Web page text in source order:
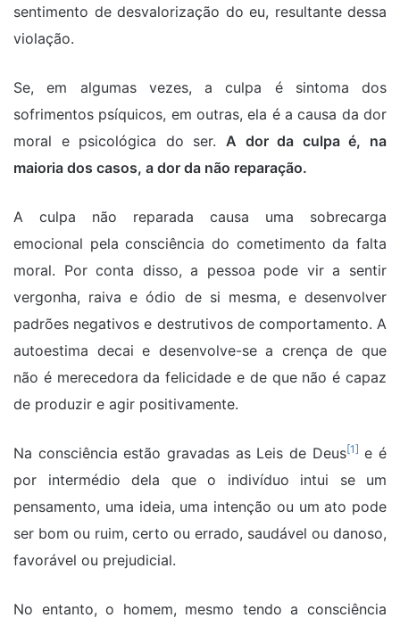
sentimento de desvalorização do eu, resultante dessa
violação.
Se, em algumas vezes, a culpa é sintoma dos
sofrimentos psíquicos, em outras, ela é a causa da dor
moral e psicológica do ser. A dor da culpa é, na
maioria dos casos, a dor da não reparação.
A culpa não reparada causa uma sobrecarga
emocional pela consciência do cometimento da falta
moral. Por conta disso, a pessoa pode vir a sentir
vergonha, raiva e ódio de si mesma, e desenvolver
padrões negativos e destrutivos de comportamento. A
autoestima decai e desenvolve-se a crença de que
não é merecedora da felicidade e de que não é capaz
de produzir e agir positivamente.
Na consciência estão gravadas as Leis de Deus[1] e é
por intermédio dela que o indivíduo intui se um
pensamento, uma ideia, uma intenção ou um ato pode
ser bom ou ruim, certo ou errado, saudável ou danoso,
favorável ou prejudicial.
No entanto, o homem, mesmo tendo a consciência